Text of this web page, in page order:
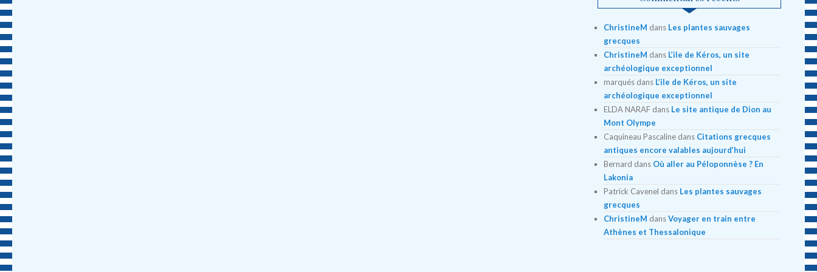
ChristineM dans Les plantes sauvages
grecques
ChristineM dans L’ile de Kéros, un site
archéologique exceptionnel
marquésdans L’ile de Kéros, un site
archéologique exceptionnel
ELDA NARAFdans Le site antique de Dion au
Mont Olympe
Caquineau Pascalinedans Citations grecques
antiques encore valables aujourd’hui
Bernard dans Où aller au Péloponnèse ? En
Lakonia
Patrick Cavenel dans Les plantes sauvages
grecques
ChristineM dansVoyager en train entre
Athènes et Thessalonique